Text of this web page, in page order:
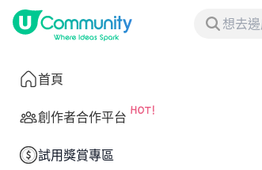
首頁
創作者合作平台
試用獎賞專區